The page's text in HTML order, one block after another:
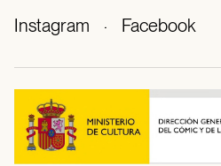
Instagram · Facebook